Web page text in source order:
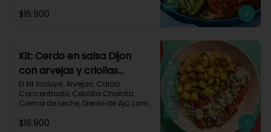
Criolla, Receta Impresa.
$16.900
Kit: Cerdo en salsa Dijon
con arvejas y criollas
asadas-95
El kit incluye: Arvejas, Caldo
Concentrado, Cebolla Chalota,
Crema de Leche, Diente de Ajo, Lomo
Mostaza Dijon, Papa Criolla,
$19.900